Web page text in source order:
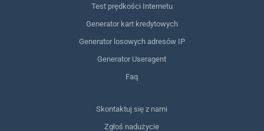
Test prędkości Internetu
Generator kart kredytowych
Generator losowych adresów IP
Generator Useragent
Faq
Skontaktuj się z nami
Zgłoś nadużycie